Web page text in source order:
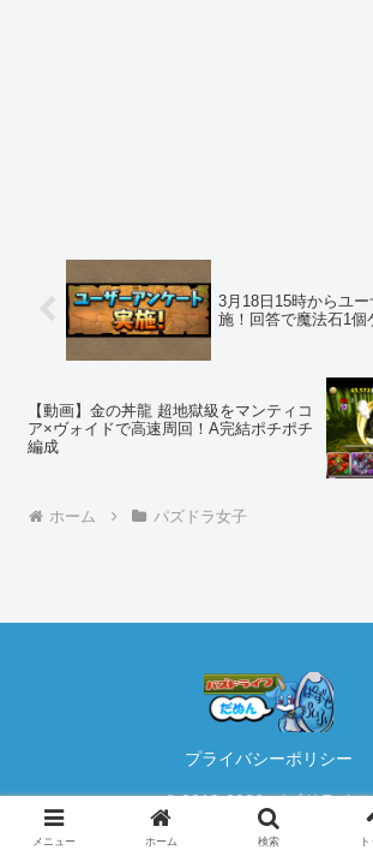
3月18日15時からユ
施！回答で魔法石1個
【動画】金の丼龍 超地獄級をマンティコ
ア×ヴォイドで高速周回！A完結ポチポチ
編成
ホーム パズドラ女子
プライバシーポリシー
© 2012-2026 パズドライフ.
メニュー ホーム 検索